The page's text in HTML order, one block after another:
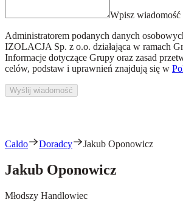
Wpisz wiadomość
Administratorem podanych danych
IZOLACJA Sp. z o.o. działająca w ramach
Informacje dotyczące Grupy oraz zasad
celów, podstaw i uprawnień znajdują się w
Wyślij wiadomość
Caldo Doradcy Jakub Oponowicz
Jakub Oponowicz
Młodszy Handlowiec